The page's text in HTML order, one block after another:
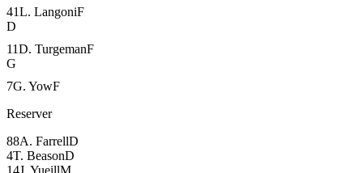
41L. LangoniF
D
11D. TurgemanF
G
7G. YowF
Reserver
88A. FarrellD
4T. BeasonD
14J. YueillM